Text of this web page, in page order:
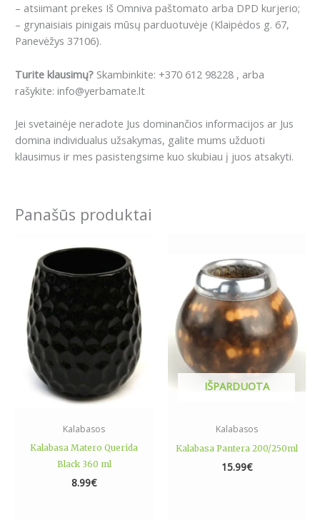
– atsiimant prekes Iš Omniva paštomato arba DPD kurjerio;
– grynaisiais pinigais mūsų parduotuvėje (Klaipėdos g. 67,
Panevėžys 37106).
Turite klausimų? Skambinkite: +370 612 98228 , arba
rašykite: info@yerbamate.lt
Jei svetainėje neradote Jus dominančios informacijos ar Jus
domina individualus užsakymas, galite mums užduoti
klausimus ir mes pasistengsime kuo skubiau į juos atsakyti.
Panašūs produktai
Kalabasos
Kalabasa Matero Querida
Black 360 ml
8.99€
IŠPARDUOTA
Kalabasos
Kalabasa Pantera 200/250ml
15.99€